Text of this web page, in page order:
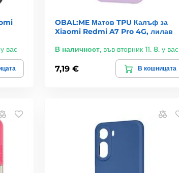
вас
OBAL:ME Матов TPU Калъф за
Xiaomi Redmi A7 Pro 4G, лилав
В наличност, във вторник 11. 8. у вас
7,19 € В кошницата